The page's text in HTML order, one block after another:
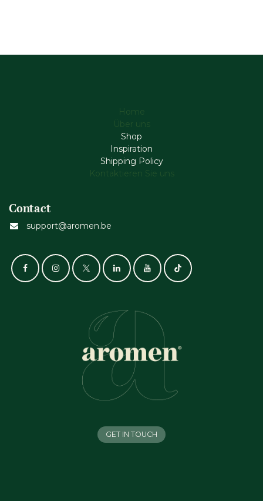
Home
Über uns
Shop
Inspiration
Shipping Policy
Kontaktieren Sie uns
Contact
support@aromen.be
GET IN TOUCH